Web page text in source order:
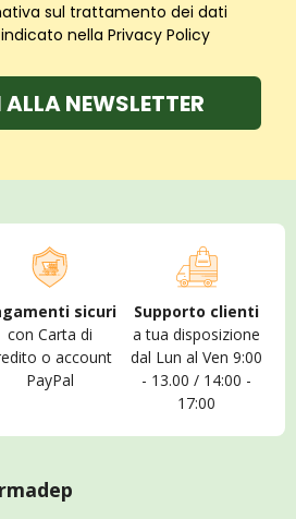
sul trattamento dei dati
nella Privacy Policy
NEWSLETTER
sicuri
con Carta di
o account
PayPal
Supporto clienti
a tua disposizione
dal Lun al Ven 9:00
- 13.00 / 14:00 -
17:00